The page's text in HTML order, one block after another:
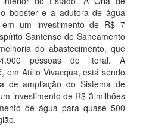
booster e a adutora de água
um investimento de R$ 7
Santense de Saneamento
do abastecimento, que
pessoas do litoral. A
em Atílio Vivacqua, está sendo
de ampliação do Sistema de
investimento de R$ 3 milhões
de água para quase 500